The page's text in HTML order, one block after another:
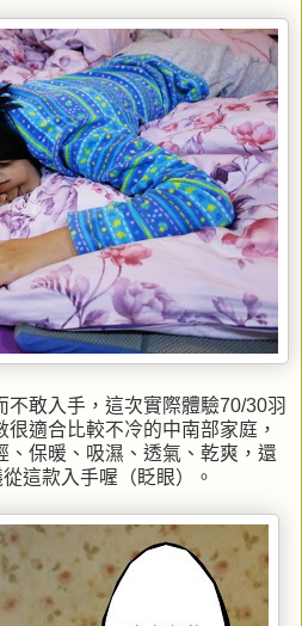
敢入手，這次實際體驗70/30羽
適合比較不冷的中南部家庭，
、保暖、吸濕、透氣、乾爽，還
這款入手喔（眨眼）。